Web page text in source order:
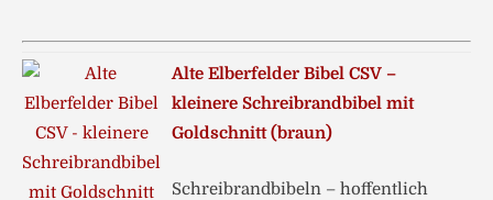
Alte Elberfelder Bibel CSV –
kleinere Schreibrandbibel mit
Goldschnitt (braun)
Schreibrandbibeln – hoffentlich